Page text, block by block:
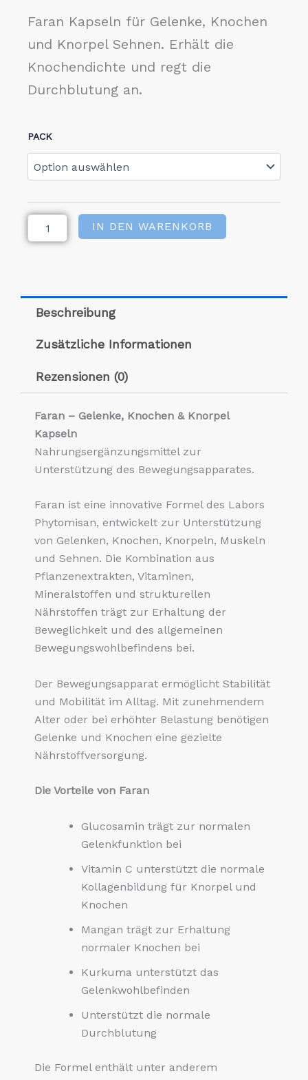
Faran Kapseln für Gelenke, Knochen
und Knorpel Sehnen. Erhält die
Knochendichte und regt die
Durchblutung an.
PACK
Faran
Knochen
Knorpel
Kapseln
Menge
IN DEN WARENKORB
Beschreibung
Zusätzliche Informationen
Rezensionen (0)
Faran – Gelenke, Knochen & Knorpel
Kapseln
Nahrungsergänzungsmittel zur
Unterstützung des Bewegungsapparates.
Faran ist eine innovative Formel des Labors
Phytomisan, entwickelt zur Unterstützung
von Gelenken, Knochen, Knorpeln, Muskeln
und Sehnen. Die Kombination aus
Pflanzenextrakten, Vitaminen,
Mineralstoffen und strukturellen
Nährstoffen trägt zur Erhaltung der
Beweglichkeit und des allgemeinen
Bewegungswohlbefindens bei.
Der Bewegungsapparat ermöglicht Stabilität
und Mobilität im Alltag. Mit zunehmendem
Alter oder bei erhöhter Belastung benötigen
Gelenke und Knochen eine gezielte
Nährstoffversorgung.
Die Vorteile von Faran
Glucosamin trägt zur normalen
Gelenkfunktion bei
Vitamin C unterstützt die normale
Kollagenbildung für Knorpel und
Knochen
Mangan trägt zur Erhaltung
normaler Knochen bei
Kurkuma unterstützt das
Gelenkwohlbefinden
Unterstützt die normale
Durchblutung
Die Formel enthält unter anderem